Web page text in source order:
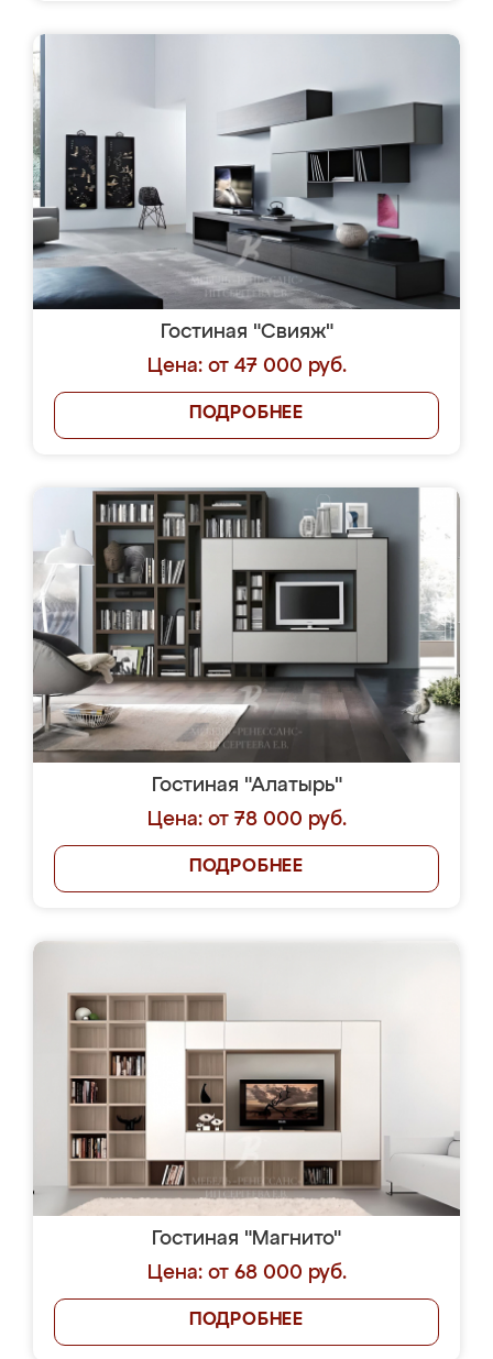
Гостиная "Свияж"
Цена: от 47 000 руб.
ПОДРОБНЕЕ
Гостиная "Алатырь"
Цена: от 78 000 руб.
ПОДРОБНЕЕ
Гостиная "Магнито"
Цена: от 68 000 руб.
ПОДРОБНЕЕ